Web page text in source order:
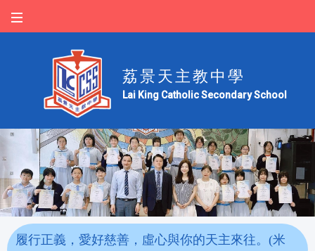
荔景天主教中學
Lai King Catholic Secondary School
履行正義，愛好慈善，虛心與你的天主來往。(米